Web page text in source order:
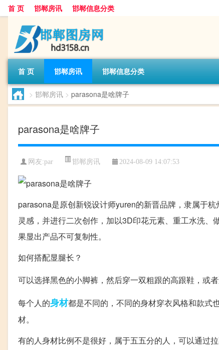
首 页 邯郸房讯 邯郸信息分类
首 页 邯郸房讯 邯郸信息分类
> 邯郸房讯 > parasona是啥牌子
parasona是啥牌子
网友:par 邯郸房讯 2024-08-09 14:07:53
parasona是原创新锐设计师yuren的新晋品牌，隶属于
灵感，并进行二次创作，加以3D印花元素、重工水洗
果显出产品不可复制性。
如何搭配显腿长？
可以选择黑色的小脚裤，然后穿一双粗跟的高跟鞋，或
每个人的身材都是不同的，不同的身材穿衣风格和款式
材。
有的人身材比例不是很好，属于五五分的人，可以通过